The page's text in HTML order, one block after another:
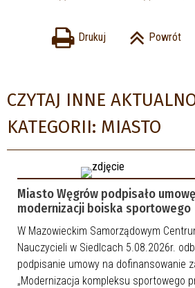
Drukuj Powrót
CZYTAJ INNE
KATEGORII: MIASTO
Miasto Węgrów podpisało
modernizacji boiska sportowego
W Mazowieckim Samorządowym
Nauczycieli w Siedlcach 5.08.2026r.
podpisanie umowy na dofinansowanie
„Modernizacja kompleksu sportowego